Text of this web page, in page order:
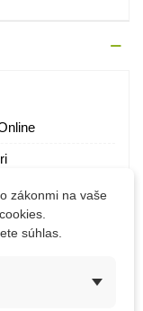
zákonmi na vaše
súhlas.